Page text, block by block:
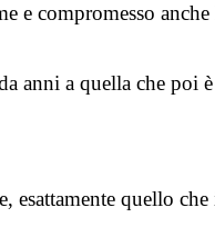
e compromesso
anni a quella che poi
esattamente quello